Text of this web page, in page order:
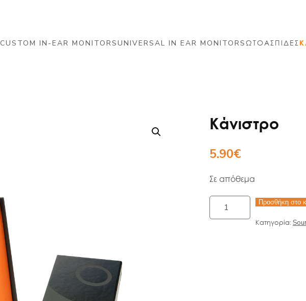
CUSTOM IN-EAR MONITORSUNIVERSAL IN EAR MONITORS ΩΤΟΑΣΠΙΔΕΣ
Κάνιστρο
5.90€
Σε απόθεμα
Κάνιστρο
Προσθήκη στο
Κατηγορία: